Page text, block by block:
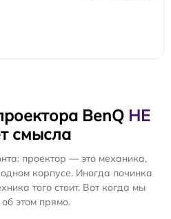
BenQ НЕ
смысла
проектор — это механика,
корпусе. Иногда починка
того стоит. Вот когда мы
этом прямо.